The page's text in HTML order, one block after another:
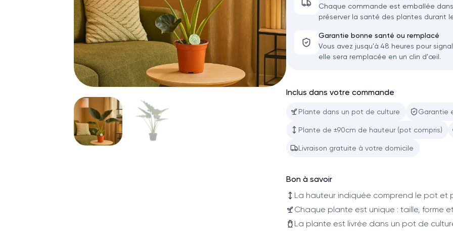
Chaque commande est emballée
préserver la santé des plantes durant
Garantie bonne santé ou remplacé
Vous avez jusqu'à 48 heures pour
elle sera remplacée en un clin d'œil.
Inclus dans votre commande
Plante dans un pot de culture Garantie
Plante de ±90cm de hauteur (pot compris)
Livraison gratuite à votre domicile
Bon à savoir
La hauteur indiquée comprend le pot et
Chaque plante est unique : taille, forme
La plante est livrée dans un pot de